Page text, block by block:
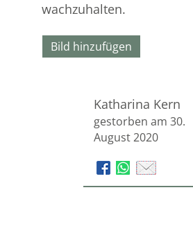
wachzuhalten.
Bild hinzufügen
Katharina Kern
gestorben am 30.
August 2020